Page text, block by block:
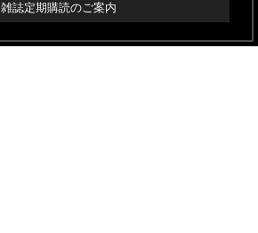
雑誌定期購読のご案内